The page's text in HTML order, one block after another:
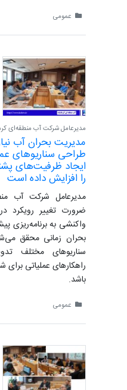
عمومی
مدیرعامل شرکت آب منطقه‌ای
مدیریت بحران آب
طراحی سناریوهای
ایجاد ظرفیت‌های
را افزایش داده است
مدیرعامل شرکت آب
ضرورت تغییر رویکرد
واکنشی به برنامه‌ریزی
بحران زمانی محقق
سناریوهای مختلف
راهکارهای عملیاتی
باشد.
عمومی